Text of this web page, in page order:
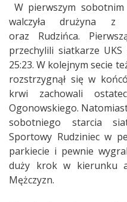
W pierwszym
walczyła drużyna z
oraz Rudzińca.
przechylili siatkarze
25:23. W kolejnym secie
rozstrzygnął się w
krwi zachowali
Ogonowskiego.
sobotniego starcia
Sportowy Rudziniec w
parkiecie i pewnie
duży krok w kierunku
Mężczyzn.